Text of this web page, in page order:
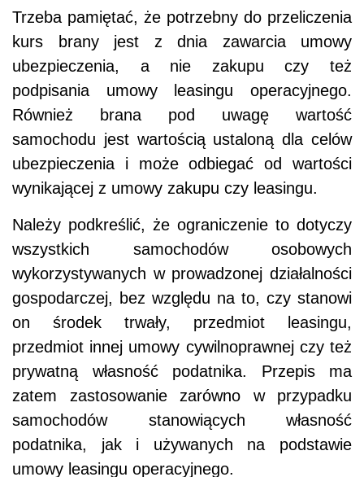
Trzeba pamiętać, że potrzebny do przeliczenia
kurs brany jest z dnia zawarcia umowy
ubezpieczenia, a nie zakupu czy też
podpisania umowy leasingu operacyjnego.
Również brana pod uwagę wartość
samochodu jest wartością ustaloną dla celów
ubezpieczenia i może odbiegać od wartości
wynikającej z umowy zakupu czy leasingu.
Należy podkreślić, że ograniczenie to dotyczy
wszystkich samochodów osobowych
wykorzystywanych w prowadzonej działalności
gospodarczej, bez względu na to, czy stanowi
on środek trwały, przedmiot leasingu,
przedmiot innej umowy cywilnoprawnej czy też
prywatną własność podatnika. Przepis ma
zatem zastosowanie zarówno w przypadku
samochodów stanowiących własność
podatnika, jak i używanych na podstawie
umowy leasingu operacyjnego.